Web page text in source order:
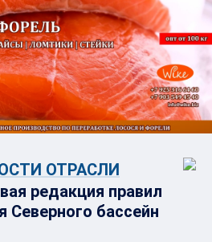
ОТРАСЛИ
редакция правил
Северного бассейн